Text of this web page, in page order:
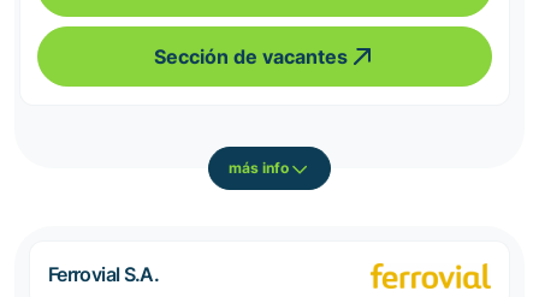
Sección de vacantes
más info
Ferrovial S.A.